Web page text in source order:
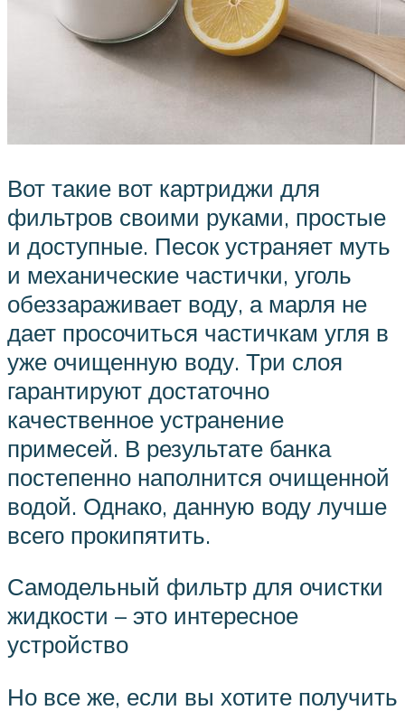
Вот такие вот картриджи для
фильтров своими руками, простые
и доступные. Песок устраняет муть
и механические частички, уголь
обеззараживает воду, а марля не
дает просочиться частичкам угля в
уже очищенную воду. Три слоя
гарантируют достаточно
качественное устранение
примесей. В результате банка
постепенно наполнится очищенной
водой. Однако, данную воду лучше
всего прокипятить.
Самодельный фильтр для очистки
жидкости – это интересное
устройство
Но все же, если вы хотите получить